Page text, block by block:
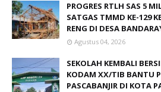
PROGRES RTLH SAS 5
SATGAS TMMD KE-129
RENG DI DESA
Agustus 04, 2026
SEKOLAH KEMBALI
KODAM XX/TIB BANTU
PASCABANJIR DI KOTA